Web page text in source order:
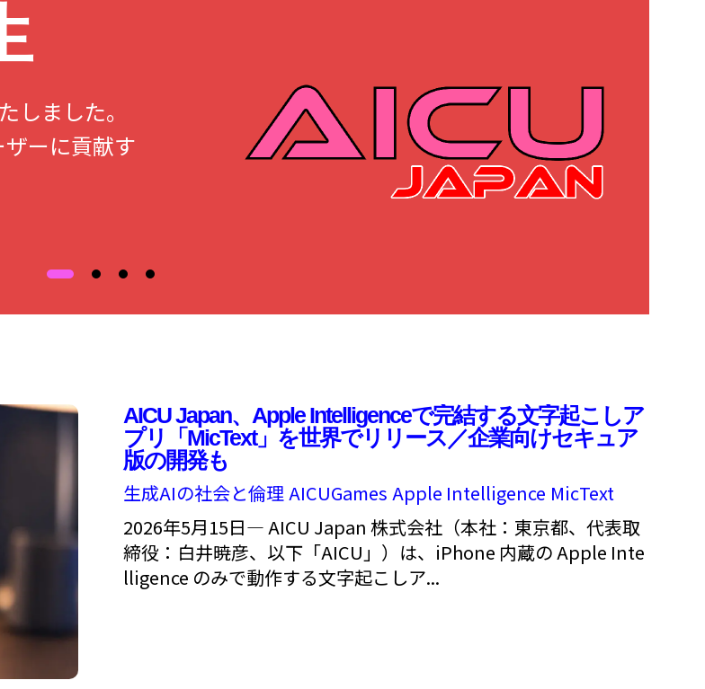
しました。
ーに貢献す
AICU Japan、Apple Intelligenceで完結する文字起こしア
プリ「MicText」を世界でリリース／企業向けセキュア
版の開発も
生成AIの社会と倫理AICUGames Apple Intelligence MicText
2026年5月15日— AICU Japan 株式会社（本社：東京都、代表取
締役：白井暁彦、以下「AICU」）は、iPhone 内蔵の Apple Inte
lligence のみで動作する文字起こしア...